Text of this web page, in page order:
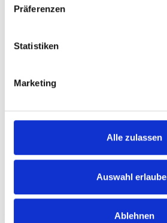
Präferenzen
Statistiken
Marketing
Alle zulassen
Auswahl
Ablehnen